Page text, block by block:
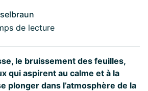
de lecture
le bruissement des feuilles,
qui aspirent au calme et à la
plonger dans l’atmosphère de la